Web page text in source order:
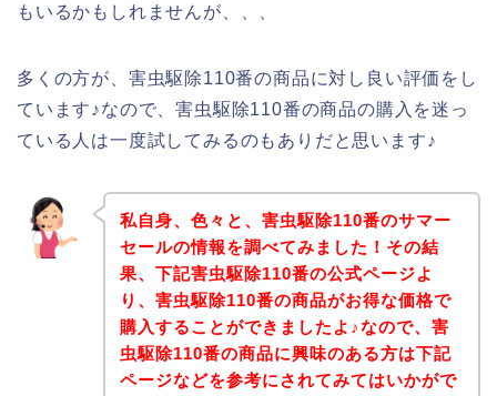
もいるかもしれませんが、、、
多くの方が、害虫駆除110番の商品に対し良い評価をし
ています♪なので、害虫駆除110番の商品の購入を迷っ
ている人は一度試してみるのもありだと思います♪
私自身、色々と、害虫駆除110番のサマー
セールの情報を調べてみました！その結
果、下記害虫駆除110番の公式ページよ
り、害虫駆除110番の商品がお得な価格で
購入することができましたよ♪なので、害
虫駆除110番の商品に興味のある方は下記
ページなどを参考にされてみてはいかがで